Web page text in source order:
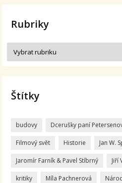
Rubriky
Štítky
budovy Dcerušky paní
Filmový svět Historie Jan W.
Jaromír Farník & Pavel Stíbrný Jiří
kritiky Míla Pachnerová